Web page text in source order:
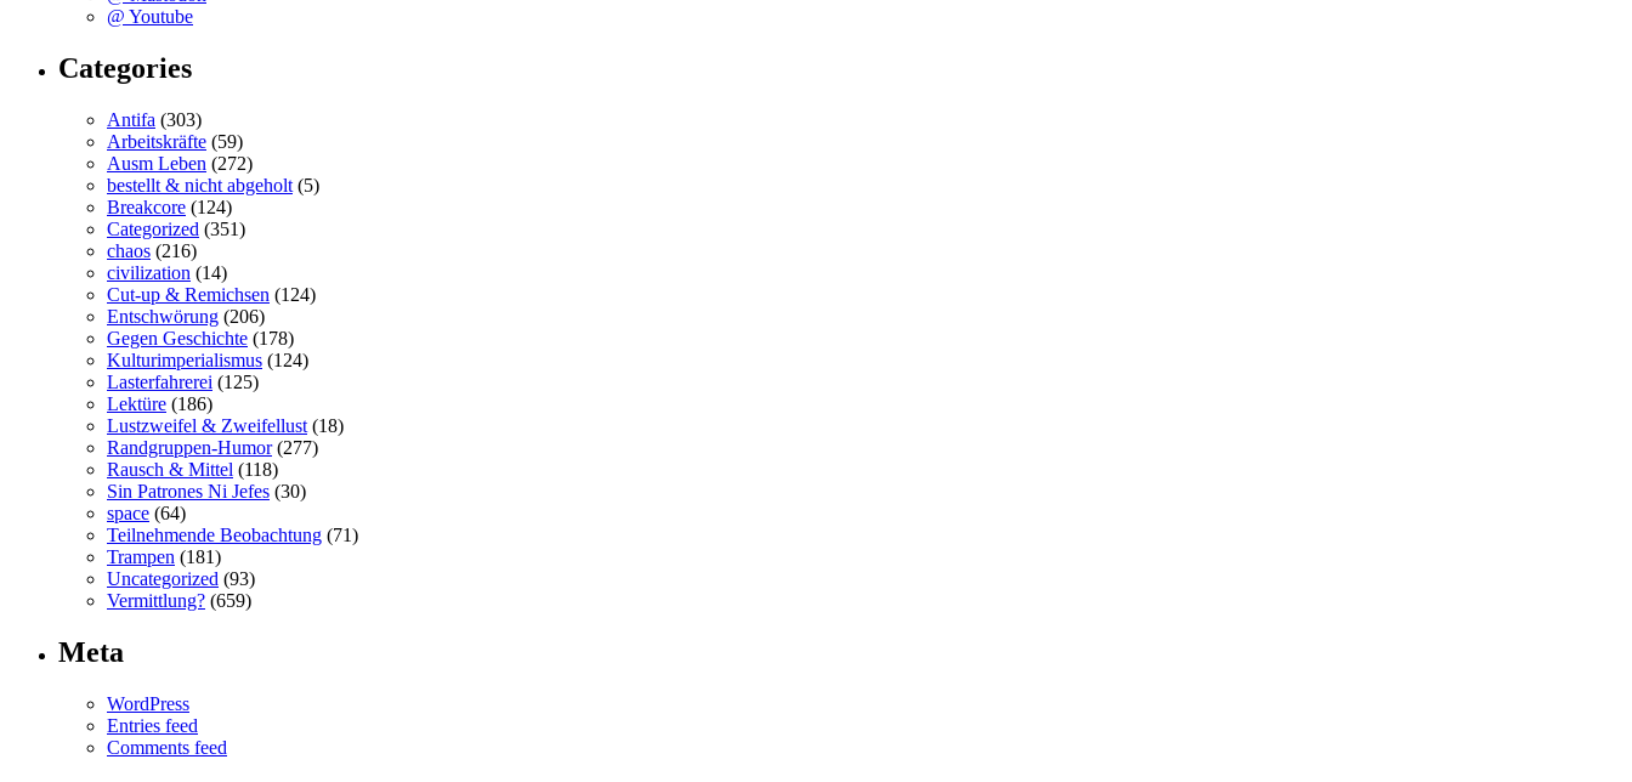
@ Youtube
Categories
Antifa (303)
Arbeitskräfte (59)
Ausm Leben (272)
bestellt & nicht abgeholt (5)
Breakcore (124)
Categorized (351)
chaos (216)
civilization (14)
Cut-up & Remichsen (124)
Entschwörung (206)
Gegen Geschichte (178)
Kulturimperialismus (124)
Lasterfahrerei (125)
Lektüre (186)
Lustzweifel & Zweifellust (18)
Randgruppen-Humor(277)
Rausch & Mittel (118)
Sin Patrones Ni Jefes (30)
space (64)
Teilnehmende Beobachtung (71)
Trampen (181)
Uncategorized (93)
Vermittlung? (659)
Meta
WordPress
Entries feed
Comments feed